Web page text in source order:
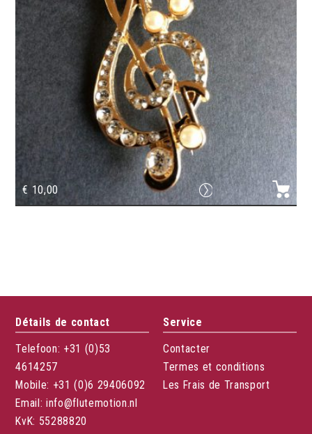
€ 10,00
Détails de contact
Telefoon: +31 (0)53
4614257
Mobile: +31 (0)6 29406092
Email: info@flutemotion.nl
KvK: 55288820
Service
Contacter
Termes et conditions
Les Frais de Transport